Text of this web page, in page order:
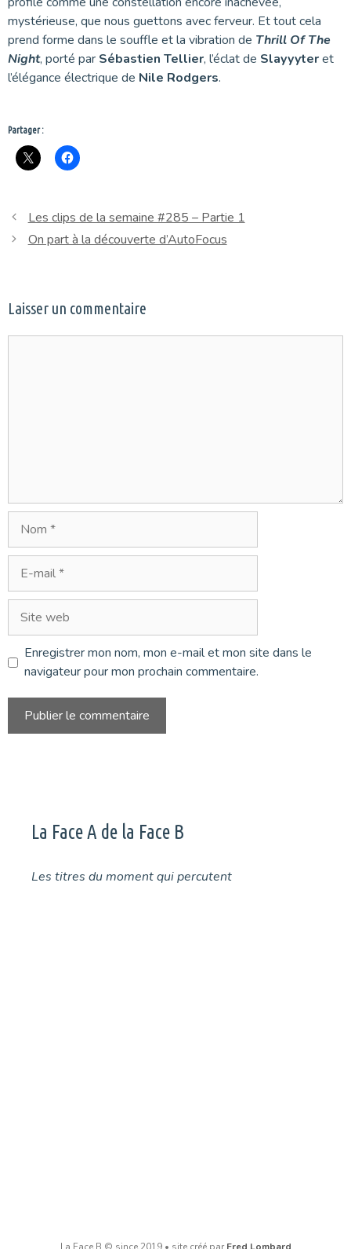
mystérieuse, que nous guettons avec ferveur. Et tout cela
prend forme dans le souffle et la vibration de Thrill Of The
Night, porté par Sébastien Tellier, l’éclat de Slayyyteret
l’élégance électrique de Nile Rodgers.
Partager :
Les clips de la semaine #285 – Partie 1
On part à la découverte d’AutoFocus
Laisser un commentaire
mail
web
Enregistrer mon nom, mon e-mail et mon site dans le
navigateur pour mon prochain commentaire.
La Face A de la Face B
Les titres du moment qui percutent
La Face B © since 2019 • site créé parFred Lombard